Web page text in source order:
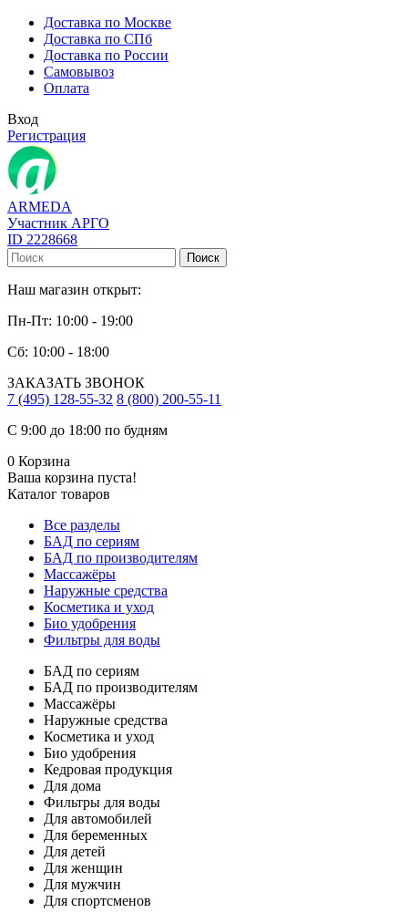
Доставка по Москве
Доставка по СПб
Доставка по России
Самовывоз
Оплата
Вход
Регистрация
ARMEDA
Участник АРГО
ID 2228668
Поиск
Наш магазин открыт:
Пн-Пт: 10:00 - 19:00
Сб: 10:00 - 18:00
ЗАКАЗАТЬ ЗВОНОК
7 (495) 128-55-32 8 (800) 200-55-11
С 9:00 до 18:00 по будням
0 Корзина
Ваша корзина пуста!
Каталог товаров
Все разделы
БАД по сериям
БАД по производителям
Массажёры
Наружные средства
Косметика и уход
Био удобрения
Фильтры для воды
БАД по сериям
БАД по производителям
Массажёры
Наружные средства
Косметика и уход
Био удобрения
Кедровая продукция
Для дома
Фильтры для воды
Для автомобилей
Для беременных
Для детей
Для женщин
Для мужчин
Для спортсменов